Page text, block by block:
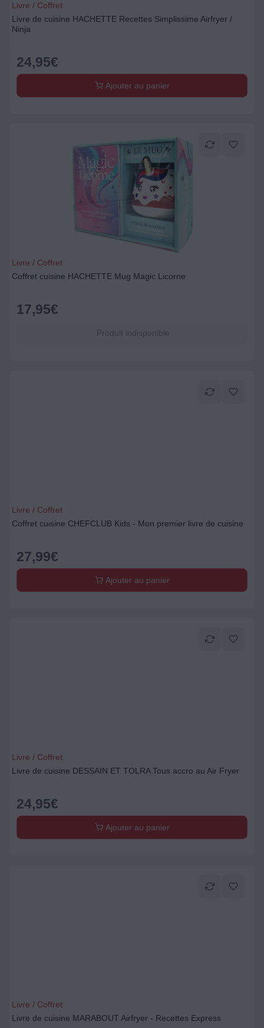
Livre / Coffret
Livre de cuisine HACHETTE Recettes Simplissime Airfryer /
Ninja
24,95€
Ajouter au panier
Livre / Coffret
Coffret cuisine HACHETTE Mug Magic Licorne
17,95€
Produit indisponible
Livre / Coffret
Coffret cuisine CHEFCLUB Kids - Mon premier livre de cuisine
27,99€
Ajouter au panier
Livre / Coffret
Livre de cuisine DESSAIN ET TOLRA Tous accro au Air Fryer
24,95€
Ajouter au panier
Livre / Coffret
Livre de cuisine MARABOUT Airfryer - Recettes Express